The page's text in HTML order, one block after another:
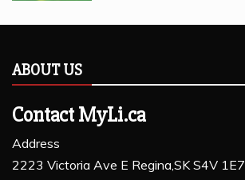
ABOUT US
Contact MyLi.ca
Address
2223 Victoria Ave E Regina,SK S4V 1E7